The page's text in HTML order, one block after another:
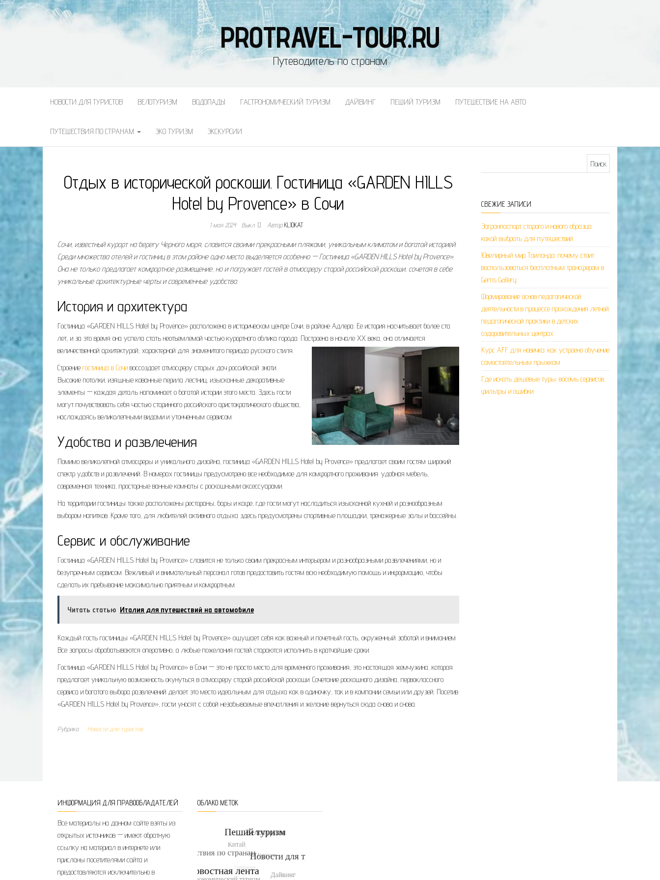
PROTRAVEL-TOUR.RU
Путеводитель по странам
НОВОСТИ ДЛЯ ТУРИСТОВ ВЕЛОТУРИЗМ ВОДОПАДЫ ГАСТРОНОМИЧЕСКИЙ ТУРИЗМ ДАЙВИНГ ПЕШИЙ ТУРИЗМ ПУТЕШЕСТВИЕ НА АВТО
ПУТЕШЕСТВИЯ ПО СТРАНАМ ЭКО ТУРИЗМ ЭКСКУРСИИ
Отдых в исторической роскоши. Гостиница «GARDEN HILLS
Hotel by Provence» в Сочи
1 мая 2024 Выкл. АвторKLIOKAT
Сочи, известный курорт на берегу Черного моря, славится своими прекрасными пляжами, уникальным климатом и богатой историей.
Среди множества отелей и гостиниц в этом районе одно место выделяется особенно — Гостиница «GARDEN HILLS Hotel by Provence».
Она не только предлагает комфортное размещение, но и погружает гостей в атмосферу старой российской роскоши, сочетая в себе
уникальные архитектурные черты и современные удобства.
История и архитектура
Гостиница «GARDEN HILLS Hotel by Provence» расположена в историческом центре Сочи, в районе Адлера. Ее история насчитывает более ста
лет, и за это время она успела стать неотъемлемой частью курортного облика города. Построена в начале XX века, она отличается
величественной архитектурой, характерной для знаменитого периода русского стиля.
Строение гостиница в Сочи воссоздает атмосферу старых дач российской знати.
Высокие потолки, изящные кованные перила лестниц, изысканные декоративные
элементы — каждая деталь напоминает о богатой истории этого места. Здесь гости
могут почувствовать себя частью старинного российского аристократического общества,
наслаждаясь великолепными видами и утонченным сервисом.
Удобства и развлечения
Помимо великолепной атмосферы и уникального дизайна, гостиница «GARDEN HILLS Hotel by Provence» предлагает своим гостям широкий
спектр удобств и развлечений. В номерах гостиницы предусмотрено все необходимое для комфортного проживания: удобная мебель,
современная техника, просторные ванные комнаты с роскошными аксессуарами.
На территории гостиницы также расположены рестораны, бары и кафе, где гости могут насладиться изысканной кухней и разнообразным
выбором напитков. Кроме того, для любителей активного отдыха здесь предусмотрены спортивные площадки, тренажерные залы и бассейны.
Сервис и обслуживание
Гостиница «GARDEN HILLS Hotel by Provence» славится не только своим прекрасным интерьером и разнообразными развлечениями, но и
безупречным сервисом. Вежливый и внимательный персонал готов предоставить гостям всю необходимую помощь и информацию, чтобы
сделать их пребывание максимально приятным и комфортным.
Читать статью Италия для путешествий на автомобиле
Каждый гость гостиницы «GARDEN HILLS Hotel by Provence» ощущает себя как важный и почетный гость, окруженный заботой и вниманием.
Все запросы обрабатываются оперативно, а любые пожелания гостей стараются исполнить в кратчайшие сроки.
Гостиница «GARDEN HILLS Hotel by Provence» в Сочи — это не просто место для временного проживания, это настоящая жемчужина, которая
предлагает уникальную возможность окунуться в атмосферу старой российской роскоши. Сочетание роскошного дизайна, первоклассного
сервиса и богатого выбора развлечений делает это место идеальным для отдыха как в одиночку, так и в компании семьи или друзей. Посетив
«GARDEN HILLS Hotel by Provence», гости уносят с собой незабываемые впечатления и желание вернуться сюда снова и снова.
Рубрика Новости для туристов
СВЕЖИЕ ЗАПИСИ
Загранпаспорт старого и нового образца:
какой выбрать для путешествий
Ювелирный мир Таиланда: почему стоит
воспользоваться бесплатным трансфером в
Gems Gallery
Формирование основ педагогической
деятельности в процессе прохождения летней
педагогической практики в детских
оздоровительных центрах
Курс AFF для новичка: как устроено обучение
самостоятельным прыжкам
Где искать дешёвые туры: восемь сервисов,
фильтры и ошибки
ИНФОРМАЦИЯ ДЛЯ ПРАВООБЛАДАТЕЛЕЙ
Все материалы на данном сайте взяты из
открытых источников — имеют обратную
ссылку на материал в интернете или
присланы посетителями сайта и
предоставляются исключительно в
ОБЛАКО МЕТОК